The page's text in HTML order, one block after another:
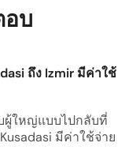
บ
ถึง Izmir มีค่าใช้
ผู้ใหญ่แบบไปกลับที่
มีค่าใช้จ่าย